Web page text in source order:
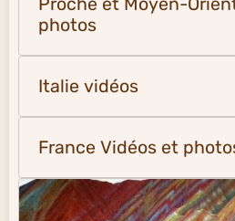
photos
Italie vidéos
France Vidéos et